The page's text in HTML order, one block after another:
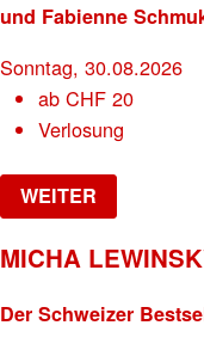
und Fabienne
Sonntag, 30.08.2026
abCHF 20
Verlosung
WEITER
MICHA
Der Schweizer